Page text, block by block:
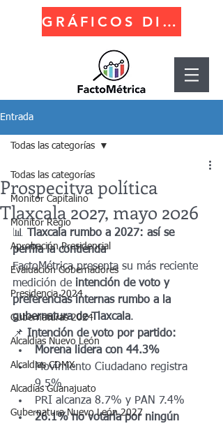
GRÁFICOS DINÁMICOS
Entrada
Todas las categorías
Monitor Capitalino
Monitor Regio
Aprobación Presidencial
Evaluación Gobernadores
Presidencia 2024
Gubernaturas 2024
Alcaldías Nuevo León
Alcaldias CDMX
Alcadías Guanajuato
Gubernatura Nuevo León 2027
Todas las categorías
Prospecitva política
Tlaxcala 2027, mayo 2026
📊
Tlaxcala rumbo a 2027: así se
perfila la contienda
FactoMétrica presenta su más reciente
medición de intención de voto y
preferencias internas rumbo a la
gubernatura de Tlaxcala.
📌 Intención de voto por partido:
Morena lidera con 44.3%
Movimiento Ciudadano registra
9.5%
PRI alcanza 8.7% y PAN 7.4%
26.1% no votaría por ningún